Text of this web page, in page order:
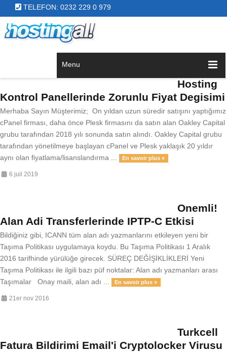
TELEFON: 0232 229 0 979
Menu
Hosting
Kontrol Panellerinde Zorunlu Fiyat Degisimi
Merhaba Sayın Müşterimiz; On yıldan uzun süredir satışını yaptığımız
cPanel firması, daha önce Plesk firmasını da satın alan Oakley Capital
grubu tarafından 2018 yılı sonunda satın alındı. Oakley Capital grubu
tarafından yönetilmeye başlayan cPanel ve Plesk yaklaşık 20 yıldır
aynı olan fiyatlama/lisanslandırma ...
En savoir plus »
6 juil 2019
Onemli!
Alan Adi Transferlerinde IPTP-C Etkisi
Bildiğiniz gibi, ICANN tüm alan adı yazmanlarını etkileyen yeni bir
Taşıma Politikası uygulamaya koydu. Bu Taşıma Politikası 1 Aralık
2016 tarifhinde yürülüğe girecek. SÜREÇ DEĞİŞİKLİKLERİ Yeni
Taşıma Politikası ile ilgili bazı püf noktalar: Alan adı yazmanları arası
Taşımalar Onay maili, alan adı ...
En savoir plus »
21er nov 2016
Turkcell
Fatura Bildirimi Email'i Cryptolocker Virusu